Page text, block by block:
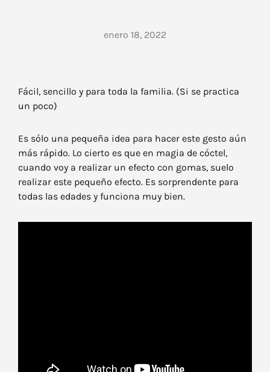
enero 18, 2022
Fácil, sencillo y para toda la familia. (Si se practica
un poco)
Es sólo una pequeña idea para hacer este gesto aún
más rápido. Lo cierto es que en magia de cóctel,
cuando voy a realizar un efecto con gomas, suelo
realizar este pequeño efecto. Es sorprendente para
todas las edades y funciona muy bien.